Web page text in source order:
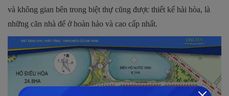
và không gian bên trong biệt thự cũng được thiết kế hài hòa, là
những căn nhà để ở hoàn hảo và cao cấp nhất.